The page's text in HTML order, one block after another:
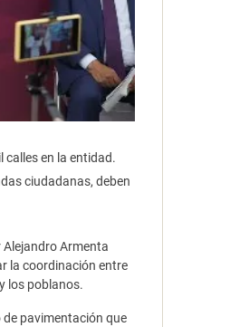
en la entidad.
ciudadanas, deben
Alejandro Armenta
la coordinación entre
los poblanos.
de pavimentación que